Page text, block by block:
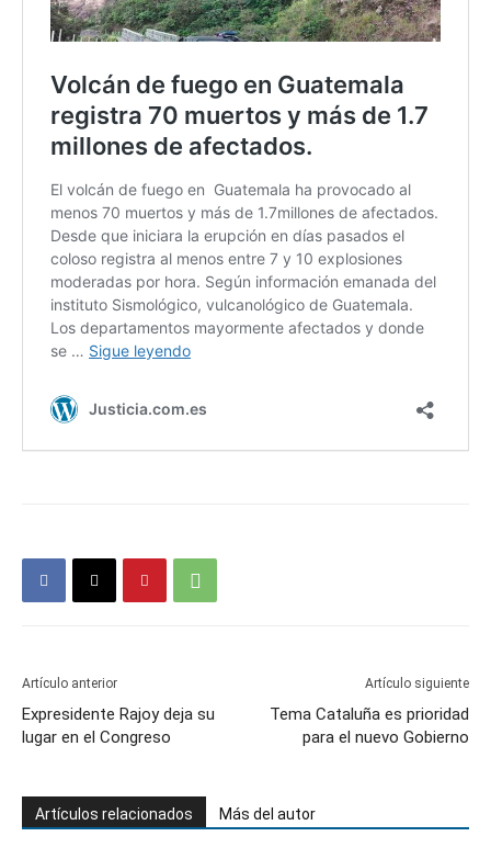
Artículo anterior
Expresidente Rajoy deja su
lugar en el Congreso
Artículo siguiente
Tema Cataluña es prioridad
para el nuevo Gobierno
Artículos relacionados Más del autor